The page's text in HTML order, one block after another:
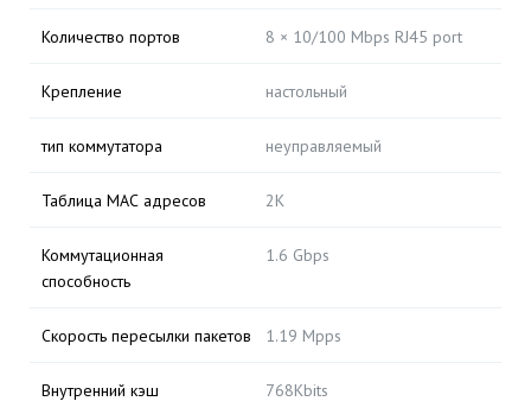
Количество портов 8 × 10/100 Mbps RJ45 port
Крепление настольный
тип коммутатора неуправляемый
Таблица МАС адресов 2K
Коммутационная
способность
1.6 Gbps
Скорость пересылки пакетов 1.19 Mpps
Внутренний кэш 768Kbits